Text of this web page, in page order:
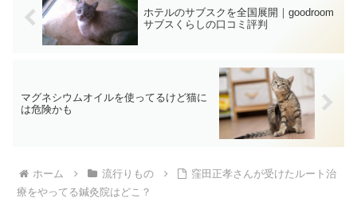
ホテルのサブスクを全国展開｜goodroom
サブスくらしの口コミ評判
マグネシウムオイルを使ってるけど猫に
は危険かも
ホーム 流行りもの
窪田正孝さんが受けたルート治
療をやってる鍼灸院はどこ？